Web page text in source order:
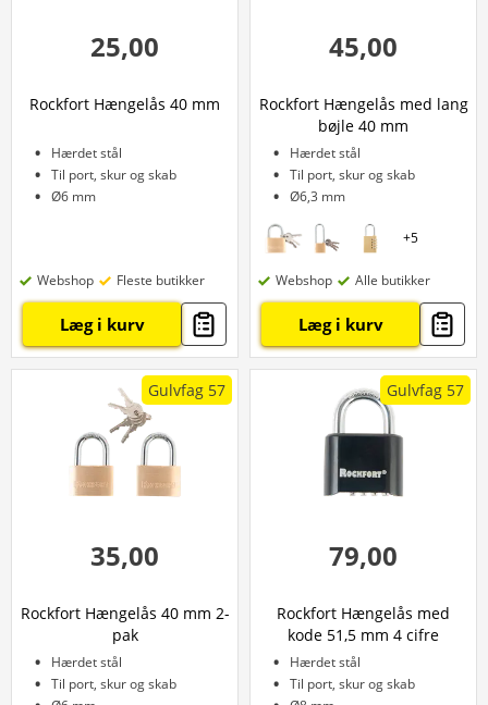
25,00
Rockfort Hængelås 40 mm
Hærdet stål
Til port, skur og skab
Ø6 mm
Webshop Fleste butikker
Læg i kurv
45,00
Rockfort Hængelås med lang
bøjle 40 mm
Hærdet stål
Til port, skur og skab
Ø6,3 mm
+5
Webshop Alle butikker
Læg i kurv
Gulvfag 57
35,00
Rockfort Hængelås 40 mm 2-
pak
Hærdet stål
Til port, skur og skab
Gulvfag 57
79,00
Rockfort Hængelås med
kode 51,5 mm 4 cifre
Hærdet stål
Til port, skur og skab